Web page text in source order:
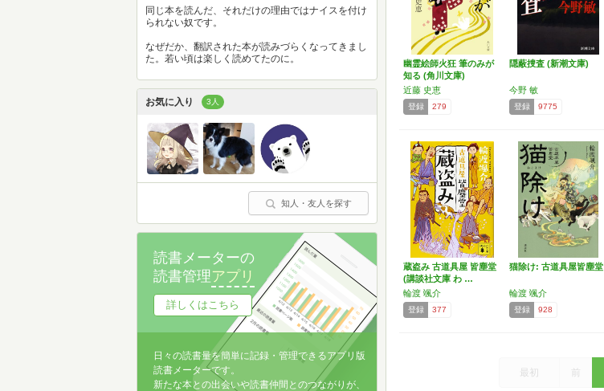
幽霊絵師火狂 筆のみが
知る (角川文庫)
近藤 史恵
登録 279
隠蔽捜査 (新潮文庫)
今野 敏
登録 9775
蔵盗み 古道具屋 皆塵堂
(講談社文庫 わ …
輪渡 颯介
登録 377
猫除け: 古道具屋皆塵堂
輪渡 颯介
登録 928
最初 前
同じ本を読んだ、それだけの理由ではナイスを付け
られない奴です。
なぜだか、翻訳された本が読みづらくなってきまし
た。若い頃は楽しく読めてたのに。
お気に入り 3人
知人・友人を探す
読書メーターの
読書管理アプリ
詳しくはこちら
日々の読書量を簡単に記録・管理できるアプリ版
読書メーターです。
新たな本との出会いや読書仲間とのつながりが、